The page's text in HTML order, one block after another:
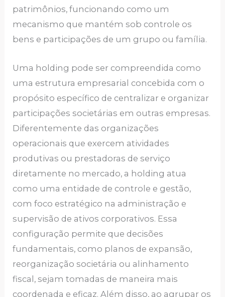
patrimônios, funcionando como um
mecanismo que mantém sob controle os
bens e participações de um grupo ou família.
Uma holding pode ser compreendida como
uma estrutura empresarial concebida com o
propósito específico de centralizar e organizar
participações societárias em outras empresas.
Diferentemente das organizações
operacionais que exercem atividades
produtivas ou prestadoras de serviço
diretamente no mercado, a holding atua
como uma entidade de controle e gestão,
com foco estratégico na administração e
supervisão de ativos corporativos. Essa
configuração permite que decisões
fundamentais, como planos de expansão,
reorganização societária ou alinhamento
fiscal, sejam tomadas de maneira mais
coordenada e eficaz. Além disso, ao agrupar os